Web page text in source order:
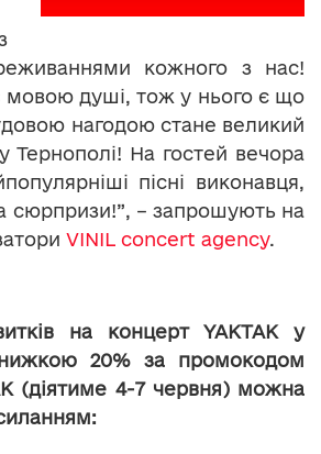
кожного з нас!
мовою душі, тож у нього є що
нагодою стане великий
Тернополі! На гостей вечора
пісні виконавця,
сюрпризи!”, – запрошують на
VINIL сoncert agency.
на концерт YAKTAK у
20% за промокодом
(діятиме 4-7 червня) можна